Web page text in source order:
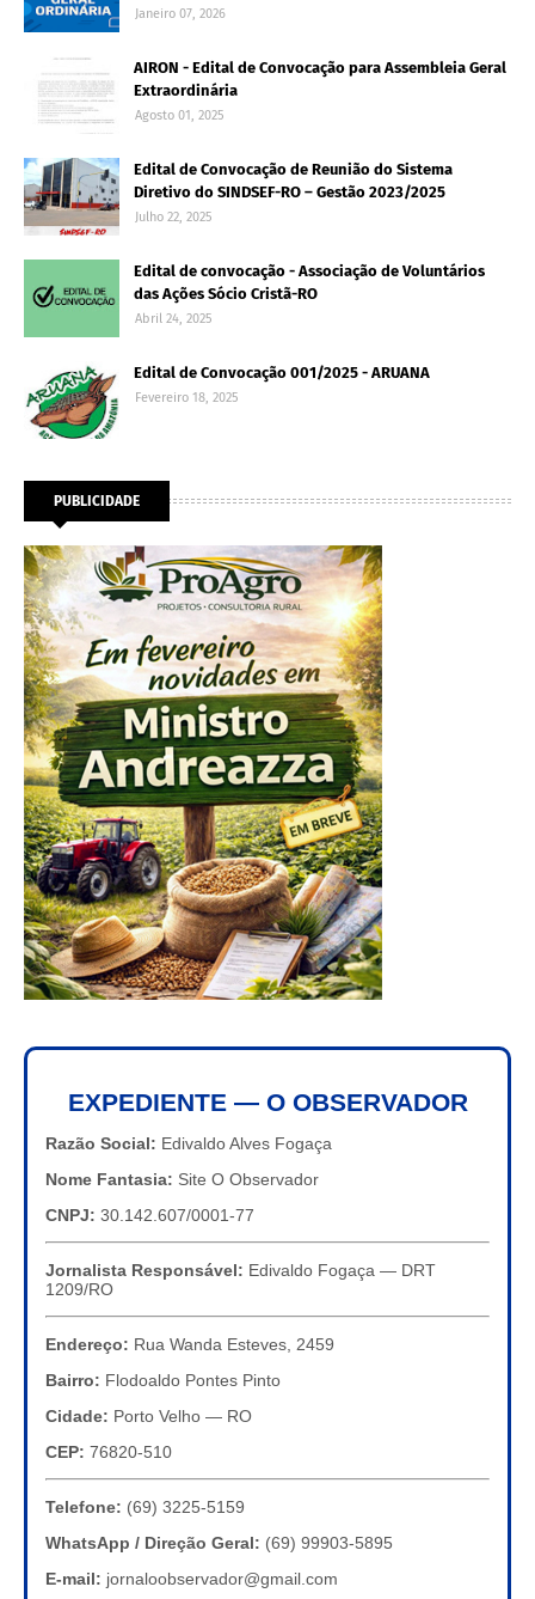
Janeiro 07, 2026
AIRON - Edital de Convocação para Assembleia Geral
Extraordinária
Agosto 01, 2025
Edital de Convocação de Reunião do Sistema
Diretivo do SINDSEF-RO – Gestão 2023/2025
Julho 22, 2025
Edital de convocação - Associação de Voluntários
das Ações Sócio Cristã-RO
Abril 24, 2025
Edital de Convocação 001/2025 - ARUANA
Fevereiro 18, 2025
PUBLICIDADE
EXPEDIENTE — O OBSERVADOR
Razão Social: Edivaldo Alves Fogaça
Nome Fantasia: Site O Observador
CNPJ: 30.142.607/0001-77
Jornalista Responsável: Edivaldo Fogaça — DRT
1209/RO
Endereço: Rua Wanda Esteves, 2459
Bairro: Flodoaldo Pontes Pinto
Cidade: Porto Velho — RO
CEP: 76820-510
Telefone: (69) 3225-5159
WhatsApp / Direção Geral: (69) 99903-5895
E-mail: jornaloobservador@gmail.com